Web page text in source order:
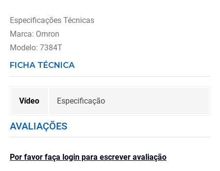
Especificações Técnicas
Marca: Omron
Modelo: 7384T
FICHA TÉCNICA
Vídeo Especificação
AVALIAÇÕES
Por favor faça login para escrever avaliação